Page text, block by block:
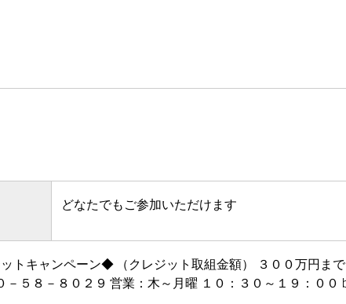
どなたでもご参加いただけます
キャンペーン◆ （クレジット取組金額） ３００万円ま
－５８－８０２９ 営業：木～月曜 １０：３０～１９：０